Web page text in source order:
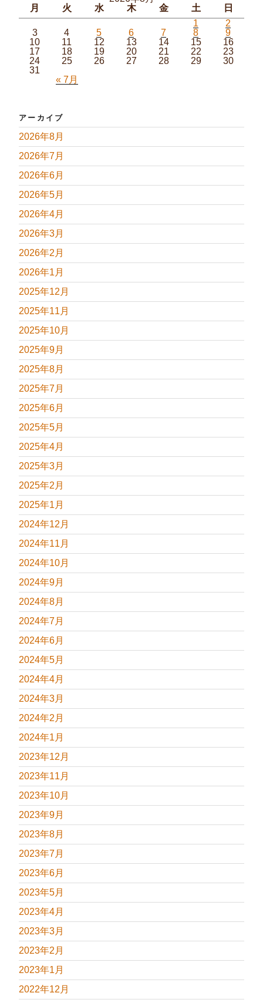
月
火 水 木 金 土 日
« 7月
1
2
3
4 5 6 7 8
9
10
11 12 13 14 15
16
17
18 19 20 21 22
23
24
25 26 27 28 29
30
31
アーカイブ
2026年8月
2026年7月
2026年6月
2026年5月
2026年4月
2026年3月
2026年2月
2026年1月
2025年12月
2025年11月
2025年10月
2025年9月
2025年8月
2025年7月
2025年6月
2025年5月
2025年4月
2025年3月
2025年2月
2025年1月
2024年12月
2024年11月
2024年10月
2024年9月
2024年8月
2024年7月
2024年6月
2024年5月
2024年4月
2024年3月
2024年2月
2024年1月
2023年12月
2023年11月
2023年10月
2023年9月
2023年8月
2023年7月
2023年6月
2023年5月
2023年4月
2023年3月
2023年2月
2023年1月
2022年12月